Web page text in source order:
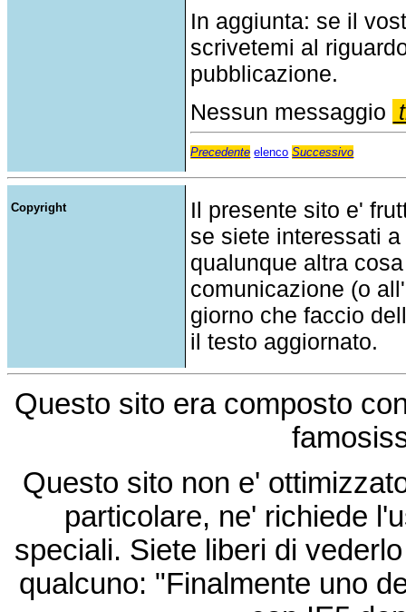
In aggiunta: se il
scrivetemi al
pubblicazione.
Nessun messaggio
Precedente elenco Successivo
Copyright
Il presente sito e'
se siete interessati
qualunque altra
comunicazione (o
giorno che faccio
il testo aggiornato.
Questo sito era composto
Questo sito non e'
particolare, ne' richiede
speciali. Siete liberi di
qualcuno: "Finalmente uno